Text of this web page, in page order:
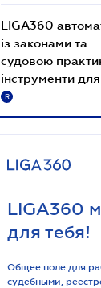
LIGA360
із законами та
судовою
інструменти
R
LIGA360
для тебя!
Общее поле для
судебными,